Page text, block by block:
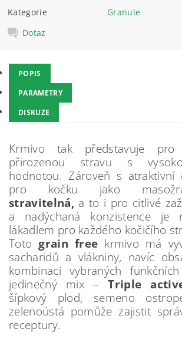
Kategorie
Granule
Dotaz
POPIS
PARAMETRY
DISKUZE
Krmivo tak představuje pro
přirozenou stravu s
hodnotou. Zároveň s atraktivní
pro kočku jako
stravitelná,a to i pro citlivé
a nadýchaná konzistence je
lákadlem pro každého kočičího
Toto grain free krmivo má
sacharidů a vlákniny, navíc
kombinaci vybraných
jedinečný mix – Triple
šípkový plod, semeno
zelenoústá pomůže zajistit
receptury.